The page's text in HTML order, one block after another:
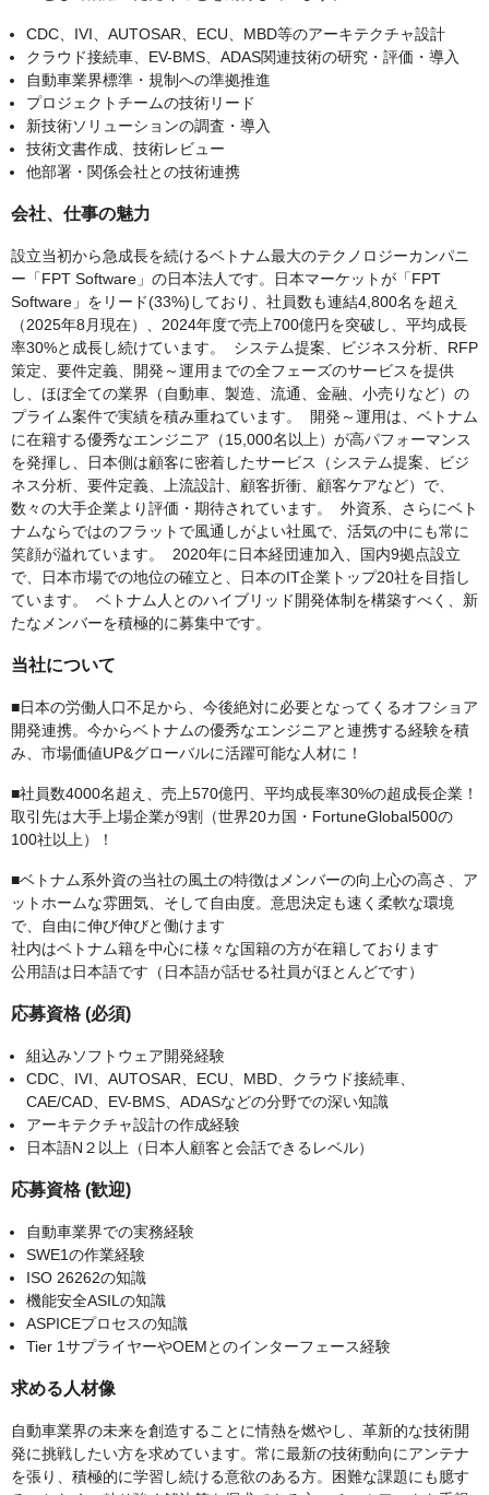
CDC、IVI、AUTOSAR、ECU、MBD等のアーキテクチャ設計
クラウド接続車、EV-BMS、ADAS関連技術の研究・評価・導入
自動車業界標準・規制への準拠推進
プロジェクトチームの技術リード
新技術ソリューションの調査・導入
技術文書作成、技術レビュー
他部署・関係会社との技術連携
会社、仕事の魅力
設立当初から急成長を続けるベトナム最大のテクノロジーカンパニ
ー「FPT Software」の日本法人です。日本マーケットが「FPT
Software」をリード(33%)しており、社員数も連結4,800名を超え
（2025年8月現在）、2024年度で売上700億円を突破し、平均成長
率30%と成長し続けています。 システム提案、ビジネス分析、RFP
策定、要件定義、開発～運用までの全フェーズのサービスを提供
し、ほぼ全ての業界（自動車、製造、流通、金融、小売りなど）の
プライム案件で実績を積み重ねています。 開発～運用は、ベトナム
に在籍する優秀なエンジニア（15,000名以上）が高パフォーマンス
を発揮し、日本側は顧客に密着したサービス（システム提案、ビジ
ネス分析、要件定義、上流設計、顧客折衝、顧客ケアなど）で、
数々の大手企業より評価・期待されています。 外資系、さらにベト
ナムならではのフラットで風通しがよい社風で、活気の中にも常に
笑顔が溢れています。 2020年に日本経団連加入、国内9拠点設立
で、日本市場での地位の確立と、日本のIT企業トップ20社を目指し
ています。 ベトナム人とのハイブリッド開発体制を構築すべく、新
たなメンバーを積極的に募集中です。
当社について
■日本の労働人口不足から、今後絶対に必要となってくるオフショア
開発連携。今からベトナムの優秀なエンジニアと連携する経験を積
み、市場価値UP&グローバルに活躍可能な人材に！
■社員数4000名超え、売上570億円、平均成長率30%の超成長企業！
取引先は大手上場企業が9割（世界20カ国・FortuneGlobal500の
100社以上）！
■ベトナム系外資の当社の風土の特徴はメンバーの向上心の高さ、ア
ットホームな雰囲気、そして自由度。意思決定も速く柔軟な環境
で、自由に伸び伸びと働けます
社内はベトナム籍を中心に様々な国籍の方が在籍しております
公用語は日本語です（日本語が話せる社員がほとんどです）
応募資格 (必須)
組込みソフトウェア開発経験
CDC、IVI、AUTOSAR、ECU、MBD、クラウド接続車、
CAE/CAD、EV-BMS、ADASなどの分野での深い知識
アーキテクチャ設計の作成経験
日本語N２以上（日本人顧客と会話できるレベル）
応募資格 (歓迎)
自動車業界での実務経験
SWE1の作業経験
ISO 26262の知識
機能安全ASILの知識
ASPICEプロセスの知識
Tier 1サプライヤーやOEMとのインターフェース経験
求める人材像
自動車業界の未来を創造することに情熱を燃やし、革新的な技術開
発に挑戦したい方を求めています。常に最新の技術動向にアンテナ
を張り、積極的に学習し続ける意欲のある方。困難な課題にも臆す